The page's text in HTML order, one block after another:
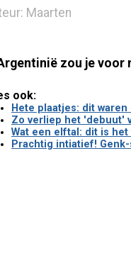
Maarten
zou je voor
ook:
Hete plaatjes: dit
Zo verliep het 'debuut'
Wat een elftal: dit is het
Prachtig intiatief!